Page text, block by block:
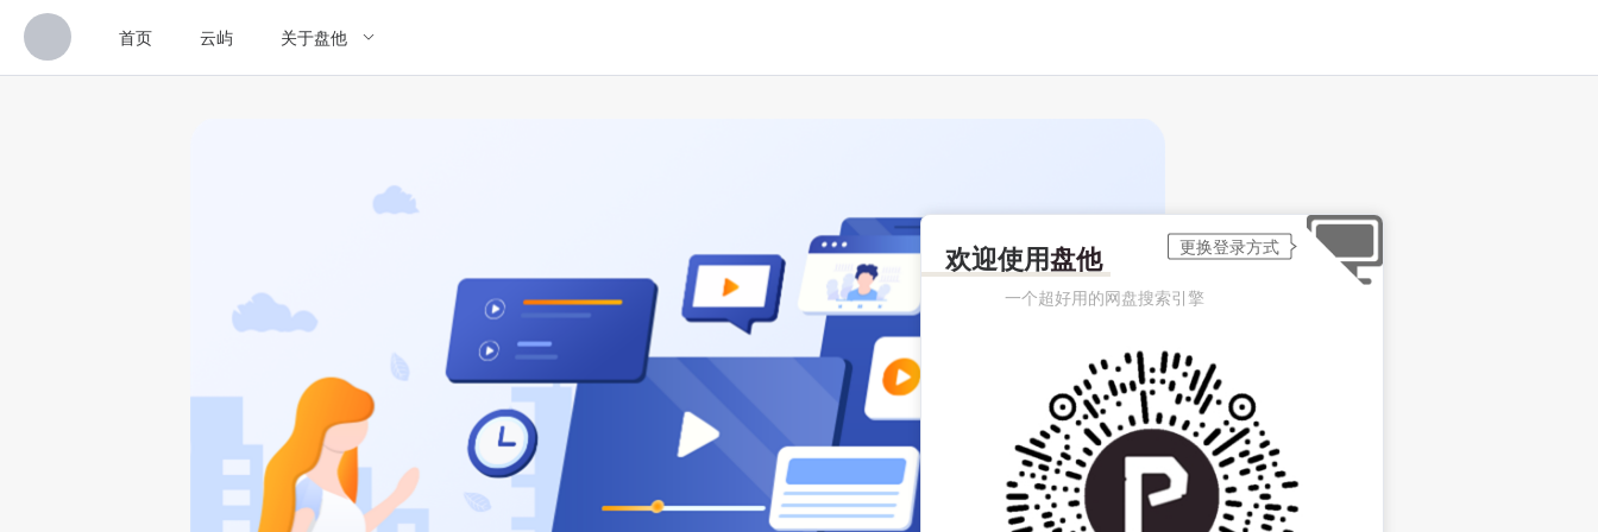
首页 云屿 关于盘他
欢迎使用盘他
一个超好用的网盘搜索引擎